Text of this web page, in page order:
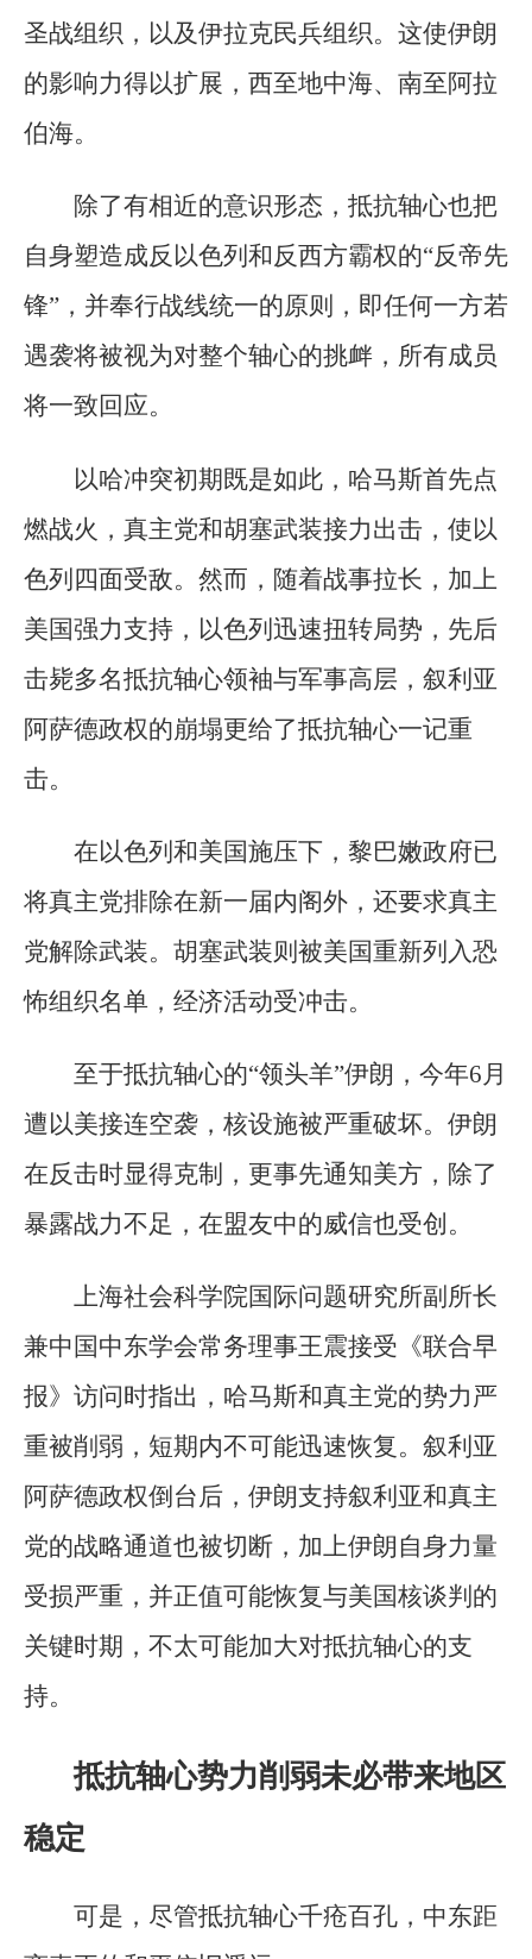
圣战组织，以及伊拉克民兵组织。这使伊朗
的影响力得以扩展，西至地中海、南至阿拉
伯海。
除了有相近的意识形态，抵抗轴心也把
自身塑造成反以色列和反西方霸权的“反帝先
锋”，并奉行战线统一的原则，即任何一方若
遇袭将被视为对整个轴心的挑衅，所有成员
将一致回应。
以哈冲突初期既是如此，哈马斯首先点
燃战火，真主党和胡塞武装接力出击，使以
色列四面受敌。然而，随着战事拉长，加上
美国强力支持，以色列迅速扭转局势，先后
击毙多名抵抗轴心领袖与军事高层，叙利亚
阿萨德政权的崩塌更给了抵抗轴心一记重
击。
在以色列和美国施压下，黎巴嫩政府已
将真主党排除在新一届内阁外，还要求真主
党解除武装。胡塞武装则被美国重新列入恐
怖组织名单，经济活动受冲击。
至于抵抗轴心的“领头羊”伊朗，今年6月
遭以美接连空袭，核设施被严重破坏。伊朗
在反击时显得克制，更事先通知美方，除了
暴露战力不足，在盟友中的威信也受创。
上海社会科学院国际问题研究所副所长
兼中国中东学会常务理事王震接受《联合早
报》访问时指出，哈马斯和真主党的势力严
重被削弱，短期内不可能迅速恢复。叙利亚
阿萨德政权倒台后，伊朗支持叙利亚和真主
党的战略通道也被切断，加上伊朗自身力量
受损严重，并正值可能恢复与美国核谈判的
关键时期，不太可能加大对抵抗轴心的支
持。
抵抗轴心势力削弱未必带来地区
稳定
可是，尽管抵抗轴心千疮百孔，中东距